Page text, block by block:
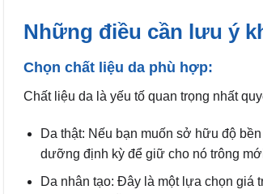
Những điều cần lưu ý
Chọn chất liệu da phù hợp:
Chất liệu da là yếu tố quan trọng nhất
Da thật: Nếu bạn muốn sở hữu độ
dưỡng định kỳ để giữ cho nó trông
Da nhân tạo: Đây là một lựa chọn giá